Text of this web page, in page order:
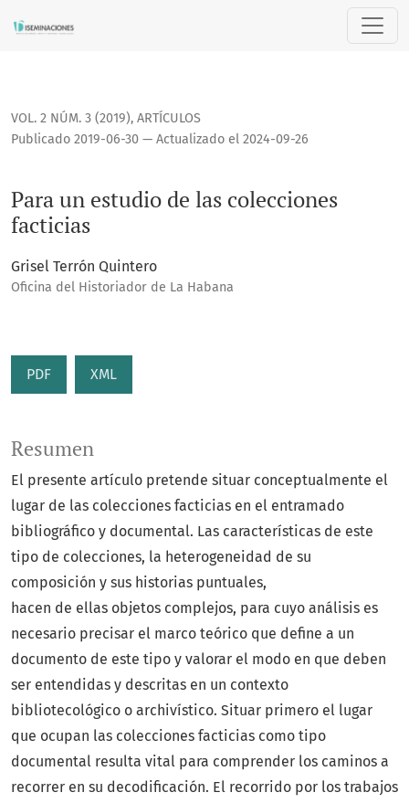
VOL. 2 NÚM. 3 (2019), ARTÍCULOS
Para un estudio de las colecciones
facticias
Publicado 2019-06-30 — Actualizado el 2024-09-26
Grisel Terrón Quintero
Oficina del Historiador de La Habana
PDF XML
Resumen
El presente artículo pretende situar conceptualmente el
lugar de las colecciones facticias en el entramado
bibliográfico y documental. Las características de este
tipo de colecciones, la heterogeneidad de su
composición y sus historias puntuales,
hacen de ellas objetos complejos, para cuyo análisis es
necesario precisar el marco teórico que define a un
documento de este tipo y valorar el modo en que deben
ser entendidas y descritas en un contexto
bibliotecológico o archivístico. Situar primero el lugar
que ocupan las colecciones facticias como tipo
documental resulta vital para comprender los caminos a
recorrer en su decodificación. El recorrido por los trabajos